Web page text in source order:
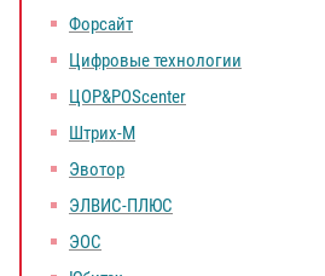
Форсайт
Цифровые технологии
ЦОР&POScenter
Штрих-М
Эвотор
ЭЛВИС-ПЛЮС
ЭОС